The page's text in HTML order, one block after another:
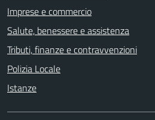
Imprese e commercio
Salute, benessere e assistenza
Tributi, finanze e contravvenzioni
Polizia Locale
Istanze